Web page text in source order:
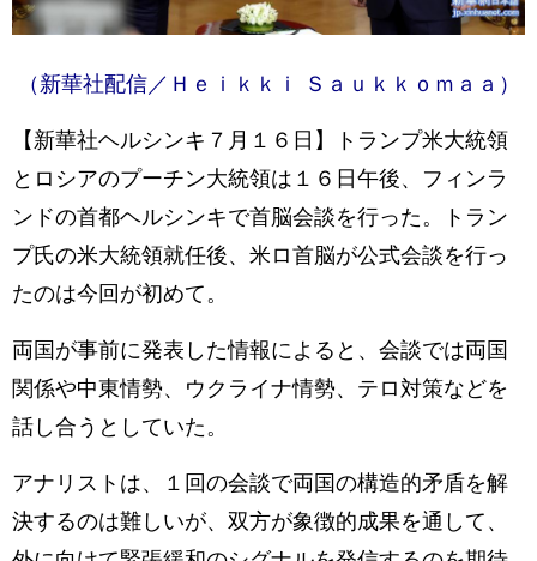
（新華社配信／Ｈｅｉｋｋｉ Ｓａｕｋｋｏｍａａ）
【新華社ヘルシンキ７月１６日】トランプ米大統領
とロシアのプーチン大統領は１６日午後、フィンラ
ンドの首都ヘルシンキで首脳会談を行った。トラン
プ氏の米大統領就任後、米ロ首脳が公式会談を行っ
たのは今回が初めて。
両国が事前に発表した情報によると、会談では両国
関係や中東情勢、ウクライナ情勢、テロ対策などを
話し合うとしていた。
アナリストは、１回の会談で両国の構造的矛盾を解
決するのは難しいが、双方が象徴的成果を通して、